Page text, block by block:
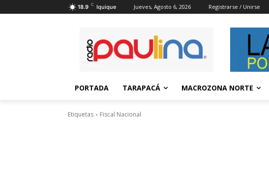
18.9 C Iquique Jueves, Agosto 6, 2026 Registrarse / Unirse
PORTADA TARAPACÁ MACROZONA NORTE
Etiquetas Fiscal Nacional